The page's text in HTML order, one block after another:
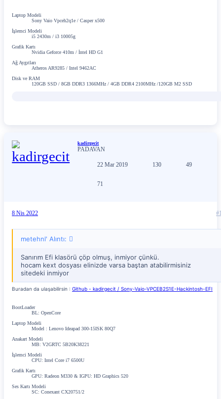
Laptop Modeli
Sony Vaio Vpceh2q1e / Casper x500
İşlemci Modeli
i5 2430m / i3 10005g
Grafik Kartı
Nvidia Geforce 410m / İntel HD G1
Ağ Aygıtları
Atheros AR9285 / Intel 9462AC
Disk ve RAM
120GB SSD / 8GB DDR3 1366MHz / 4GB DDR4 2100MHz /120GB M2 SSD
kadirgecit
PADAVAN
22 Mar 2019 130 49
71
8 Nis 2022
metehnl' Alıntı:
Sanırım Efi klasörü çöp olmuş, inmiyor çünkü.
hocam kext dosyası elinizde varsa baştan atabilirmisiniz
sitedeki inmiyor
Buradan da ulaşabilirsin : Github - kadirgecit / Sony-Vaio-VPCEB2S1E-Hackintosh-EFI
BootLoader
BL: OpenCore
Laptop Modeli
Model : Lenovo Ideapad 300-15ISK 80Q7
Anakart Modeli
MB: V2GRTC 5B20K38221
İşlemci Modeli
CPU: Intel Core i7 6500U
Grafik Kartı
GPU: Radeon M330 & IGPU: HD Graphics 520
Ses Kartı Modeli
SC: Conexant CX20751/2